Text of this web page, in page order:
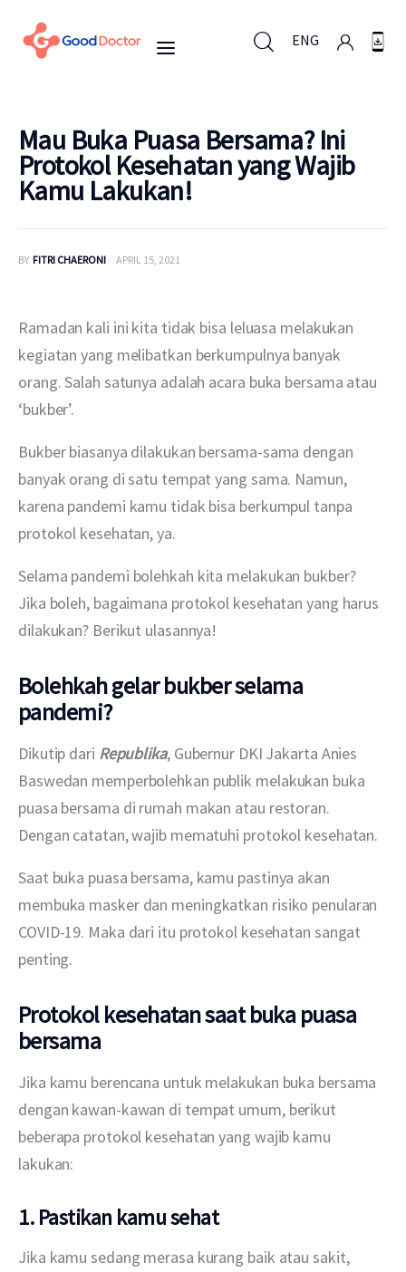
ENG
ENG
Untuk Bisnis
Layanan
Mau Buka Puasa Bersama? Ini
Protokol Kesehatan yang Wajib
Kamu Lakukan!
BY FITRI CHAERONI APRIL 15, 2021
Ramadan kali ini kita tidak bisa leluasa melakukan
kegiatan yang melibatkan berkumpulnya banyak
orang. Salah satunya adalah acara buka bersama atau
‘bukber’.
Bukber biasanya dilakukan bersama-sama dengan
banyak orang di satu tempat yang sama. Namun,
karena pandemi kamu tidak bisa berkumpul tanpa
protokol kesehatan, ya.
Selama pandemi bolehkah kita melakukan bukber?
Jika boleh, bagaimana protokol kesehatan yang harus
dilakukan? Berikut ulasannya!
Bolehkah gelar bukber selama
pandemi?
Dikutip dari Republika, Gubernur DKI Jakarta Anies
Baswedan memperbolehkan publik melakukan buka
puasa bersama di rumah makan atau restoran.
Dengan catatan, wajib mematuhi protokol kesehatan.
Saat buka puasa bersama, kamu pastinya akan
membuka masker dan meningkatkan risiko penularan
COVID-19. Maka dari itu protokol kesehatan sangat
penting.
Protokol kesehatan saat buka puasa
bersama
Jika kamu berencana untuk melakukan buka bersama
dengan kawan-kawan di tempat umum, berikut
beberapa protokol kesehatan yang wajib kamu
lakukan:
1. Pastikan kamu sehat
Jika kamu sedang merasa kurang baik atau sakit,